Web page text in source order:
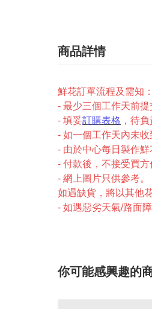
商品詳情
鮮花訂單流程及需知：
- 最少三個工作天前提
- 填妥訂購表格 ，待
- 如一個工作天內未
- 由於中心每日製作鮮
- 付款後，不接受買方
- 網上圖片只供參考。
如遇缺貨，將以其他
- 如遇惡劣天氣/路面
你可能感興趣的